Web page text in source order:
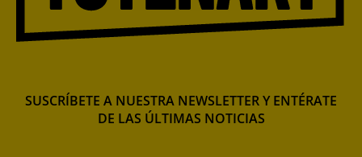
SUSCRÍBETE A NUESTRA NEWSLETTER Y ENTÉRATE
DE LAS ÚLTIMAS NOTICIAS